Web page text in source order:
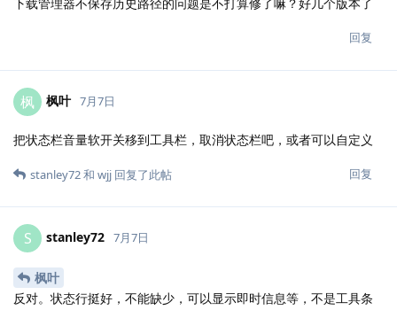
回复
枫 枫叶 7月7日
把状态栏音量软开关移到工具栏，取消状态栏吧，或者可以自定义
回复
stanley72和 wjj 回复了此帖
S stanley72 7月7日
枫叶
反对。状态行挺好，不能缺少，可以显示即时信息等，不是工具条